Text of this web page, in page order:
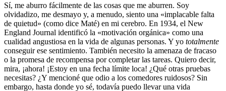
Sí, me aburro fácilmente de las cosas que me aburren. Soy
olvidadizo, me desmayo y, a menudo, siento una «implacable falta
de quietud» (como dice Maté) en mi cerebro. En 1934, el New
England Journal identificó la «motivación orgánica» como una
cualidad angustiosa en la vida de algunas personas. Y yo totalmente
conseguir ese sentimiento. También necesito la amenaza de fracaso
o la promesa de recompensa por completar las tareas. Quiero decir,
mira, ¡ahora! ¡Estoy en una fecha límite loca! ¿Qué otras pruebas
necesitas? ¿Y mencioné que odio a los comedores ruidosos? Sin
embargo, hasta donde yo sé, todavía puedo llevar una vida